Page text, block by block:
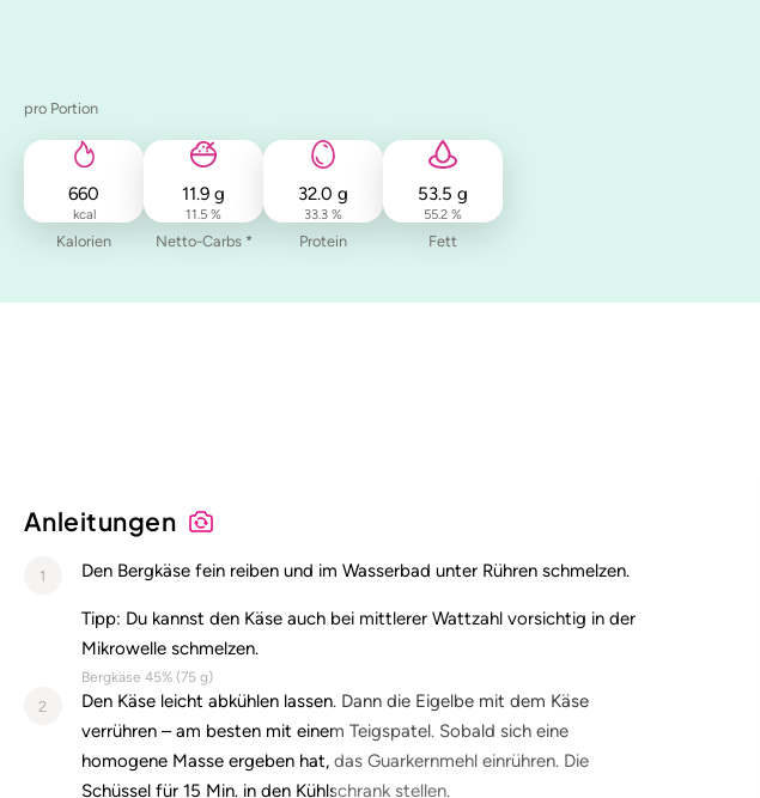
pro Portion
660
kcal
Kalorien
11.9 g
11.5 %
Netto-Carbs *
32.0 g
33.3 %
Protein
53.5 g
55.2 %
Fett
Anleitungen
1 Den Bergkäse fein reiben und im Wasserbad unter Rühren schmelzen.
Tipp: Du kannst den Käse auch bei mittlerer Wattzahl vorsichtig in der
Mikrowelle schmelzen.
Bergkäse 45% (75g)
2
Den Käse leicht abkühlen lassen. Dann die Eigelbe mit dem Käse
verrühren – am besten mit einem Teigspatel. Sobald sich eine
homogene Masse ergeben hat, das Guarkernmehl einrühren. Die
Schüssel für 15 Min. in den Kühlschrank stellen.